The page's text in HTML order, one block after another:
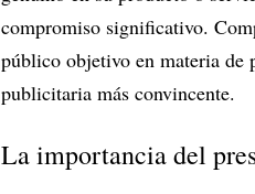
compromiso significativo.
público objetivo en materia de
publicitaria más convincente.
La importancia del